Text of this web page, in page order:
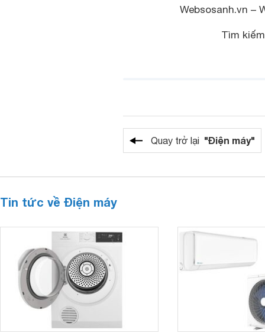
Websosanh.vn –
Tìm
Quay trở lại "Điện máy"
Tin tức về Điện máy